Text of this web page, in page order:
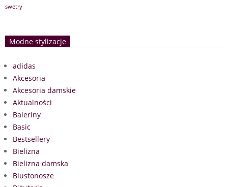
swetry
Modne stylizacje
adidas
Akcesoria
Akcesoria damskie
Aktualności
Baleriny
Basic
Bestsellery
Bielizna
Bielizna damska
Biustonosze